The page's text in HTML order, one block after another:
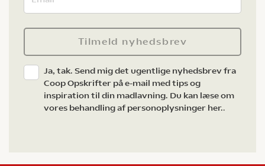
Tilmeld nyhedsbrev
Ja, tak. Send mig det ugentlige nyhedsbrev fra
Coop Opskrifter på e-mail med tips og
inspiration til din madlavning. Du kan læse om
vores behandling af personoplysninger her..